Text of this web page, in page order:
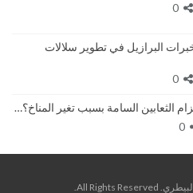
البرازيل في تطوير سلالات
الثعابين السامة بسبب تغير المناخ؟…